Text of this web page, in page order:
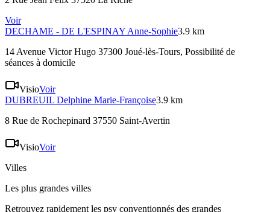
Voir
DECHAME - DE L'ESPINAY Anne-Sophie3.9 km
14 Avenue Victor Hugo 37300 Joué-lès-Tours, Possibilité de
séances à domicile
VisioVoir
DUBREUIL Delphine Marie-Françoise3.9 km
8 Rue de Rochepinard 37550 Saint-Avertin
VisioVoir
Villes
Les plus grandes villes
Retrouvez rapidement les psy conventionnés des grandes